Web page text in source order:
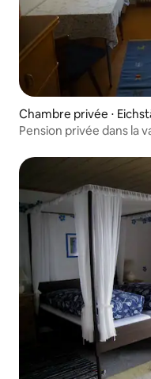
Chambre privée ⋅
Pension privée dans la